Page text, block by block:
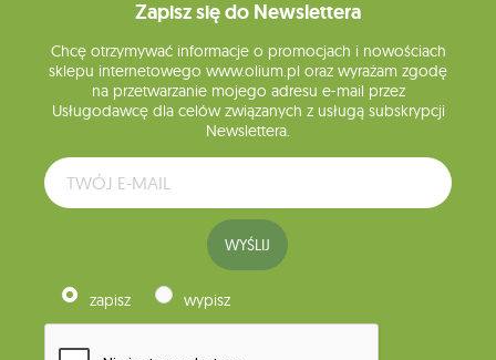
Zapisz się do Newslettera
Chcę otrzymywać informacje o promocjach i nowościach
sklepu internetowego www.olium.pl oraz wyrażam zgodę
na przetwarzanie mojego adresu e-mail przez
Usługodawcę dla celów związanych z usługą subskrypcji
Newslettera.
WYŚLIJ
zapisz wypisz